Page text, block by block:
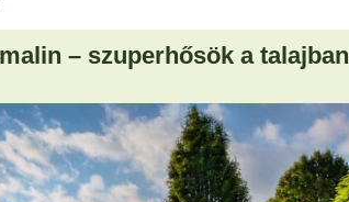
– szuperhősök a talajban